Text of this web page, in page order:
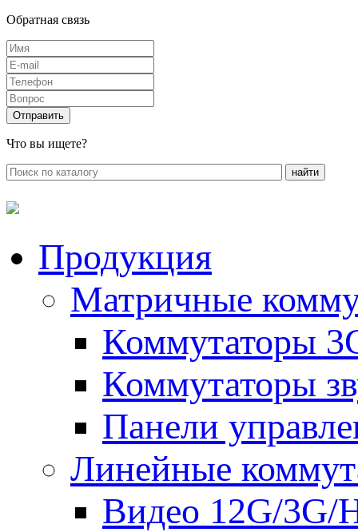
Обратная связь
Что вы ищете?
Продукция
Матричные
Коммутаторы
Коммутаторы
Панели
Линейные
Видео 12G/3G/